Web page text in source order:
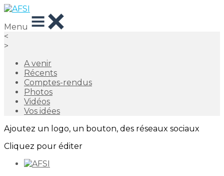
Menu
<
>
A venir
Récents
Comptes-rendus
Photos
Vidéos
Vos idées
Ajoutez un logo, un bouton, des réseaux sociaux
Cliquez pour éditer